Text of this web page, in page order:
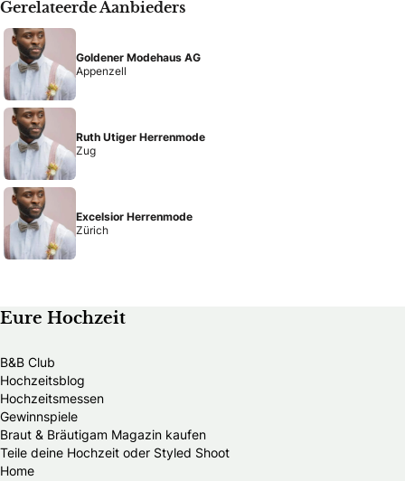
Gerelateerde Aanbieders
Goldener Modehaus AG
Appenzell
Ruth Utiger Herrenmode
Zug
Excelsior Herrenmode
Zürich
Eure Hochzeit
B&B Club
Hochzeitsblog
Hochzeitsmessen
Gewinnspiele
Braut & Bräutigam Magazin kaufen
Teile deine Hochzeit oder Styled Shoot
Home